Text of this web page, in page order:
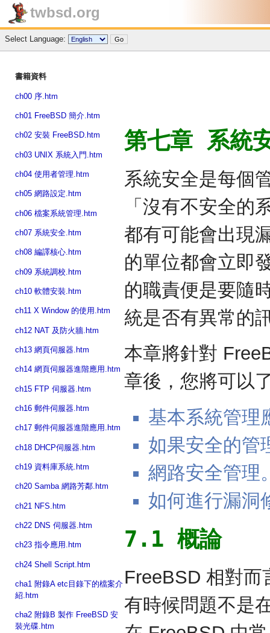
twbsd.org
Select Language:
書籍資料
ch00 序.htm
ch01 FreeBSD 簡介.htm
ch02 安裝 FreeBSD.htm
ch03 UNIX 系統入門.htm
ch04 使用者管理.htm
ch05 網路設定.htm
ch06 檔案系統管理.htm
ch07 系統安全.htm
ch08 編譯核心.htm
ch09 系統調校.htm
ch10 軟體安裝.htm
ch11 X Window 的使用.htm
ch12 NAT 及防火牆.htm
ch13 網頁伺服器.htm
ch14 網頁伺服器進階應用.htm
ch15 FTP 伺服器.htm
ch16 郵件伺服器.htm
ch17 郵件伺服器進階應用.htm
ch18 DHCP伺服器.htm
ch19 資料庫系統.htm
ch20 Samba 網路芳鄰.htm
ch21 NFS.htm
ch22 DNS 伺服器.htm
ch23 指令應用.htm
ch24 Shell Script.htm
cha1 附錄A etc目錄下的檔案介
紹.htm
cha2 附錄B 製作 FreeBSD 安
裝光碟.htm
第七章 系統
系統安全是每個
「沒有不安全的
都有可能會出現
的單位都會立即
的職責便是要隨
統是否有異常的
本章將針對
章後，您將可以
基本系統管理
如果安全的管
網路安全管理
如何進行漏洞
7.1 概論
FreeBSD 相對而
有時候問題不是